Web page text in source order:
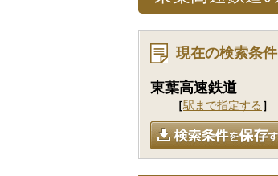
現在の検索条件
東葉高速鉄道
［駅まで指定する ］